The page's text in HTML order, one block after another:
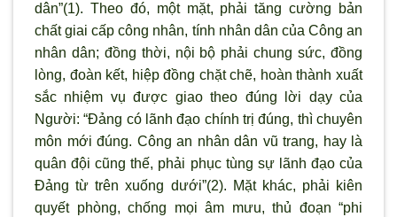
dân”(1). Theo đó, một mặt, phải tăng cường bản
chất giai cấp công nhân, tính nhân dân của Công an
nhân dân; đồng thời, nội bộ phải chung sức, đồng
òng, đoàn kết, hiệp đồng chặt chẽ, hoàn thành xuất
sắc nhiệm vụ được giao theo đúng lời dạy của
Người: “Đảng có lãnh đạo chính trị đúng, thì chuyên
môn mới đúng. Công an nhân dân vũ trang, hay là
quân đội cũng thế, phải phục tùng sự lãnh đạo của
Đảng từ trên xuống dưới”(2). Mặt khác, phải kiên
quyết phòng, chống mọi âm mưu, thủ đoạn “phi